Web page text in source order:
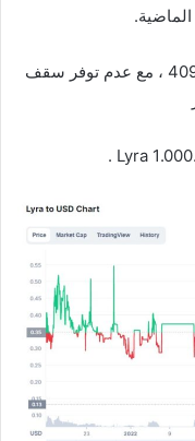
الحالي هو # 4094 ، مع عدم توفر سقف